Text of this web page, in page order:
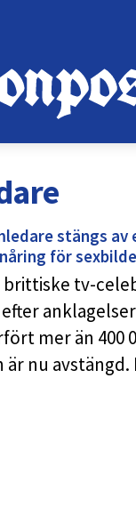
stängs
för
brittiske tv-
mer än
nu